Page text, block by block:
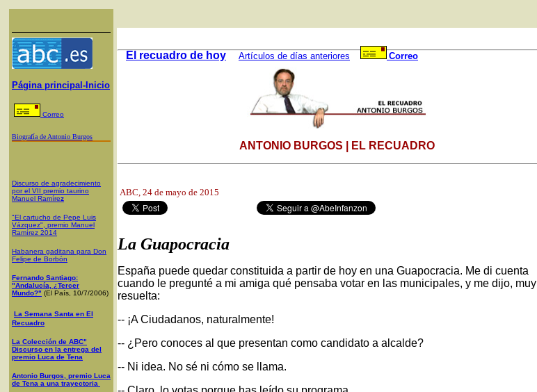
Página principal-Inicio
Correo
Biografía de Antonio Burgos
Discurso de agradecimiento
por el VII premio taurino
Manuel Ramírez
"El cartucho de Pepe Luis
Vázquez", premio Manuel
Ramírez 2014
Habanera gaditana para Don
Felipe de Borbón
Fernando Santiago:
"Andalucía, ¿Tercer
Mundo?" (El País, 10/7/2006)
La Semana Santa en El
Recuadro
La Colección de ABC"
Discurso en la entrega del
premio Luca de Tena
Antonio Burgos, premio Luca
de Tena a una trayectoria
El recuadro de hoy Artículos de días anteriores Correo
ANTONIO BURGOS | EL RECUADRO
ABC, 24 de mayo de 2015
La Guapocracia
España puede quedar constituida a partir de hoy en una Guapocracia. Me di cuenta
cuando le pregunté a mi amiga qué pensaba votar en las municipales, y me dijo, muy
resuelta:
-- ¡A Ciudadanos, naturalmente!
-- ¿Pero conoces al que presentan como candidato a alcalde?
-- Ni idea. No sé ni cómo se llama.